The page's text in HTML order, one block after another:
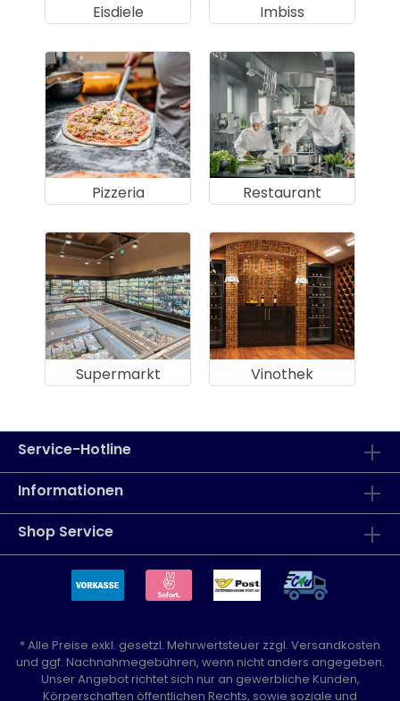
Eisdiele Imbiss
Pizzeria Restaurant
Supermarkt Vinothek
Service-Hotline
Informationen
Shop Service
* Alle Preise exkl. gesetzl. Mehrwertsteuer zzgl. Versandkosten
und ggf. Nachnahmegebühren, wenn nicht anders angegeben.
Unser Angebot richtet sich nur an gewerbliche Kunden,
Körperschaften öffentlichen Rechts, sowie soziale und